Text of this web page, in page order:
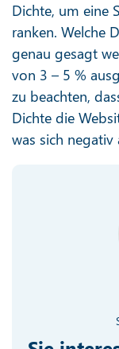
Dichte, um eine
ranken. Welche
genau gesagt
von 3 – 5 %
zu beachten,
Dichte die
was sich